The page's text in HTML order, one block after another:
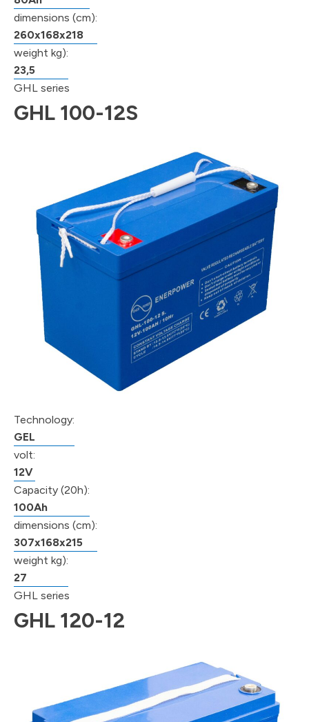
dimensions (cm):
260x168x218
weight kg):
23,5
GHL series
GHL 100-12S
Technology:
GEL
volt:
12V
Capacity (20h):
100Ah
dimensions (cm):
307x168x215
weight kg):
27
GHL series
GHL 120-12